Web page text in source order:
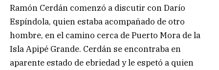
Ramón Cerdán comenzó a discutir con Darío
Espíndola, quien estaba acompañado de otro
hombre, en el camino cerca de Puerto Mora de la
Isla Apipé Grande. Cerdán se encontraba en
aparente estado de ebriedad y le espetó a quien